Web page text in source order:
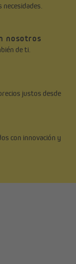
nosotros
de ti.
justos desde
con innovación y